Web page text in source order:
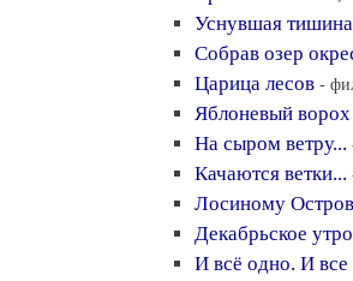
Уснувшая тишина
Собрав озер
Царица лесов -
Яблоневый ворох
На сыром ветру...
Качаются ветки...
Лосиному
Декабрьское утро
И всё одно. И все